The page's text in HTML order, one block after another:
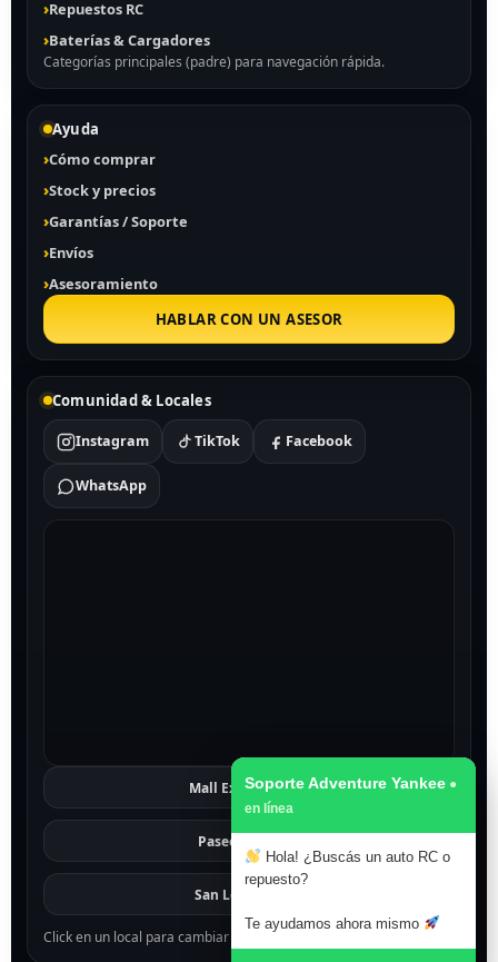
Repuestos RC
Baterías & Cargadores
Categorías principales (padre) para navegación rápida.
Ayuda
Cómo comprar
Stock y precios
Garantías / Soporte
Envíos
Asesoramiento
HABLAR CON UN ASESOR
Comunidad & Locales
Instagram TikTok Facebook
WhatsApp
Mall Excelsior Ver
Paseo 1811
San Lorenzo
Click en un local para cambiar el mapa.
Soporte Adventure Yankee
Hola! ¿Buscás un auto RC o
repuesto?
Te ayudamos ahora mismo